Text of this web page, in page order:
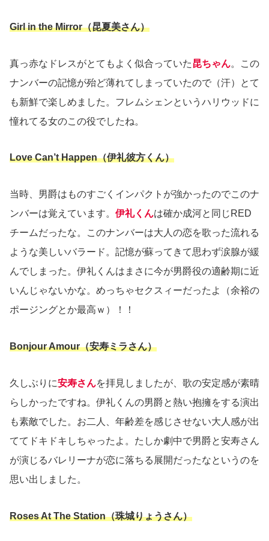
Girl in the Mirror（昆夏美さん）
真っ赤なドレスがとてもよく似合っていた昆ちゃん。この
ナンバーの記憶が殆ど薄れてしまっていたので（汗）とて
も新鮮で楽しめました。フレムシェンというハリウッドに
憧れてる女のこの役でしたね。
Love Can’t Happen（伊礼彼方くん）
当時、男爵はものすごくインパクトが強かったのでこのナ
ンバーは覚えています。 伊礼くんは確か成河と同じRED
チームだったな。このナンバーは大人の恋を歌った流れる
ような美しいバラード。記憶が蘇ってきて思わず涙腺が緩
んでしまった。伊礼くんはまさに今が男爵役の適齢期に近
いんじゃないかな。めっちゃセクスィーだったよ（余裕の
ポージングとか最高ｗ）！！
Bonjour Amour（安寿ミラさん）
久しぶりに安寿さんを拝見しましたが、歌の安定感が素晴
らしかったですね。伊礼くんの男爵と熱い抱擁をする演出
も素敵でした。お二人、年齢差を感じさせない大人感が出
ててドキドキしちゃったよ。たしか劇中で男爵と安寿さん
が演じるバレリーナが恋に落ちる展開だったなというのを
思い出しました。
Roses At The Station（珠城りょうさん）